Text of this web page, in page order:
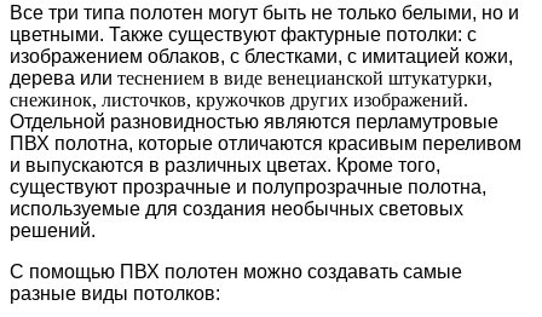
Все три типа полотен могут быть не только белыми, но и
цветными. Также существуют фактурные потолки: с
изображением облаков, с блестками, с имитацией кожи,
дерева или теснением в виде венецианской штукатурки,
снежинок, листочков, кружочков других изображений.
Отдельной разновидностью являются перламутровые
ПВХ полотна, которые отличаются красивым переливом
и выпускаются в различных цветах. Кроме того,
существуют прозрачные и полупрозрачные полотна,
используемые для создания необычных световых
решений.
С помощью ПВХ полотен можно создавать самые
разные виды потолков: